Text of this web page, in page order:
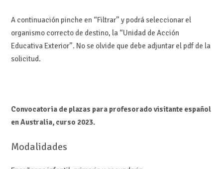
A continuación pinche en “Filtrar” y podrá seleccionar el
organismo correcto de destino, la “Unidad de Acción
Educativa Exterior”. No se olvide que debe adjuntar el pdf de la
solicitud.
Convocatoria de plazas para profesorado visitante español
en Australia, curso 2023.
Modalidades